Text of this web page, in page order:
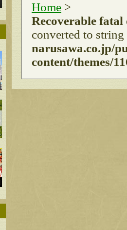
Home >
Recoverable
converted to
narusawa.co.jp/
content/themes/